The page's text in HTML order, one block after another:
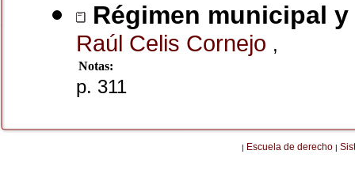
Régimen municipal
Raúl Celis Cornejo ,
Notas:
p. 311
| Escuela de derecho |